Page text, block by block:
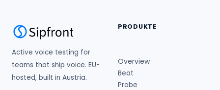
Active voice testing for
teams that ship voice. EU-
hosted, built in Austria.
PRODUKTE
Overview
Beat
Probe